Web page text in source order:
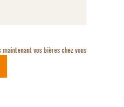
vos bières chez vous